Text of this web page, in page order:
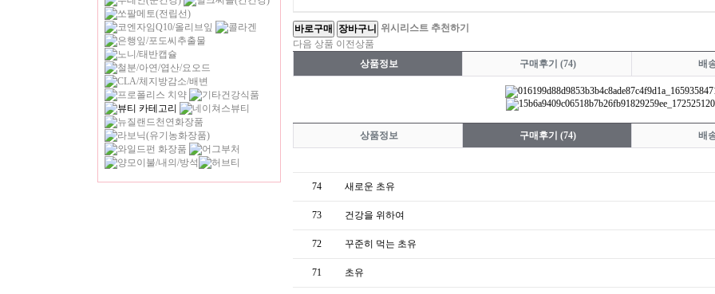
위시리스트 추천하기
다음 상품 이전상품
상품정보
구매후기 (74) 배
상품정보 구매후기 (74) 배
74 새로운 초유
73 건강을 위하여
72 꾸준히 먹는 초유
71 초유